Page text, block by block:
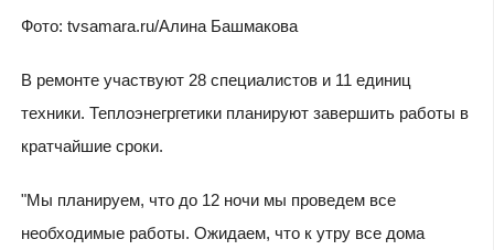
Фото: tvsamara.ru/Алина Башмакова
В ремонте участвуют 28 специалистов и 11 единиц
техники. Теплоэнегргетики планируют завершить работы в
кратчайшие сроки.
"Мы планируем, что до 12 ночи мы проведем все
необходимые работы. Ожидаем, что к утру все дома